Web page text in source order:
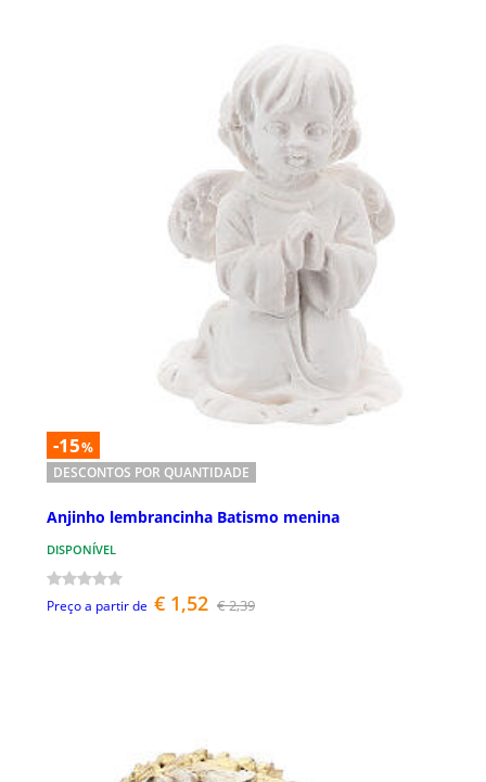
-15%
DESCONTOS POR QUANTIDADE
Anjinho lembrancinha Batismo menina
DISPONÍVEL
Preço a partir de € 1,52 € 2,39